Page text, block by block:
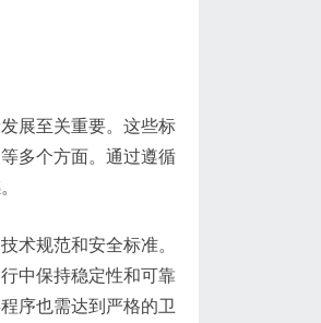
展至关重要。这些标
多个方面。通过遵循
术规范和安全标准。
中保持稳定性和可靠
序也需达到严格的卫